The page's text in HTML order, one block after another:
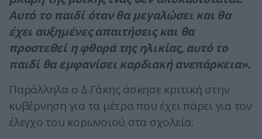
Αυτό το παιδί όταν θα μεγαλώσει και θα
έχει αυξημένες απαιτήσεις και θα
προστεθεί η φθορά της ηλικίας, αυτό το
παιδί θα εμφανίσει καρδιακή ανεπάρκεια».
Παράλληλα ο Δ.Γάκης άσκησε κριτική στην
κυβέρνηση για τα μέτρα που έχει πάρει για τον
έλεγχο του κορωνοϊού στα σχολεία: